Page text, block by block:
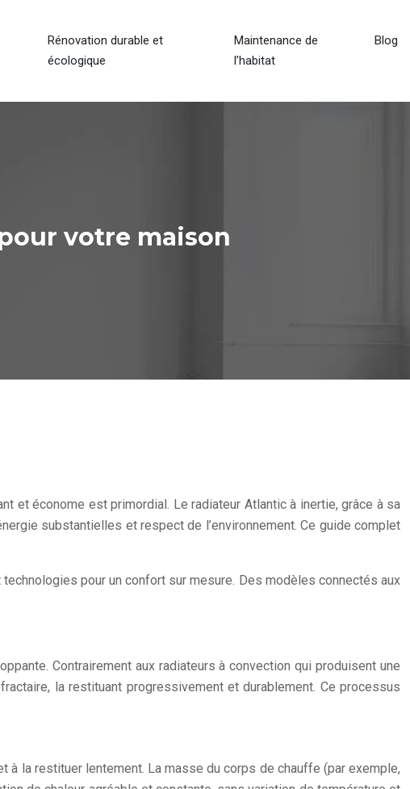
Rénovation durable et
écologique
Maintenance de
l’habitat
Blog
votre maison
et économe est primordial. Le radiateur Atlantic à inertie, grâce à sa
substantielles et respect de l’environnement. Ce guide complet
pour un confort sur mesure. Des modèles connectés aux
Contrairement aux radiateurs à convection qui produisent une
la restituant progressivement et durablement. Ce processus
à la restituer lentement. La masse du corps de chauffe (par exemple,